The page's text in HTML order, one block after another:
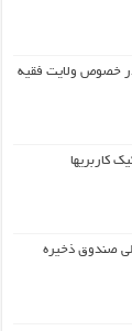
خصوص ولایت فقیه
صندوق ذخیره